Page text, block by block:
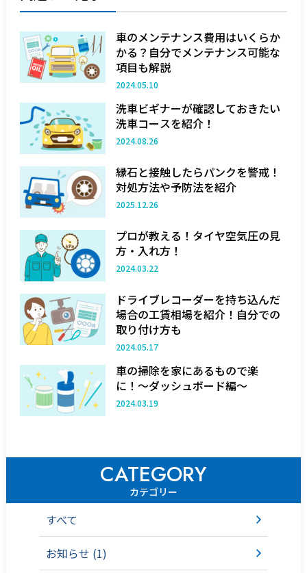
車のメンテナンス費用はいくらか
かる？自分でメンテナンス可能な
項目も解説
2024.05.10
洗車ビギナーが確認しておきたい
洗車コースを紹介！
2024.08.26
縁石と接触したらパンクを警戒！
対処方法や予防法を紹介
2025.12.26
プロが教える！タイヤ空気圧の見
方・入れ方！
2024.03.22
ドライブレコーダーを持ち込んだ
場合の工賃相場を紹介！自分での
取り付け方も
2024.05.17
車の掃除を家にあるもので楽
に！〜ダッシュボード編〜
2024.03.19
CATEGORY
カテゴリー
すべて
お知らせ (1)